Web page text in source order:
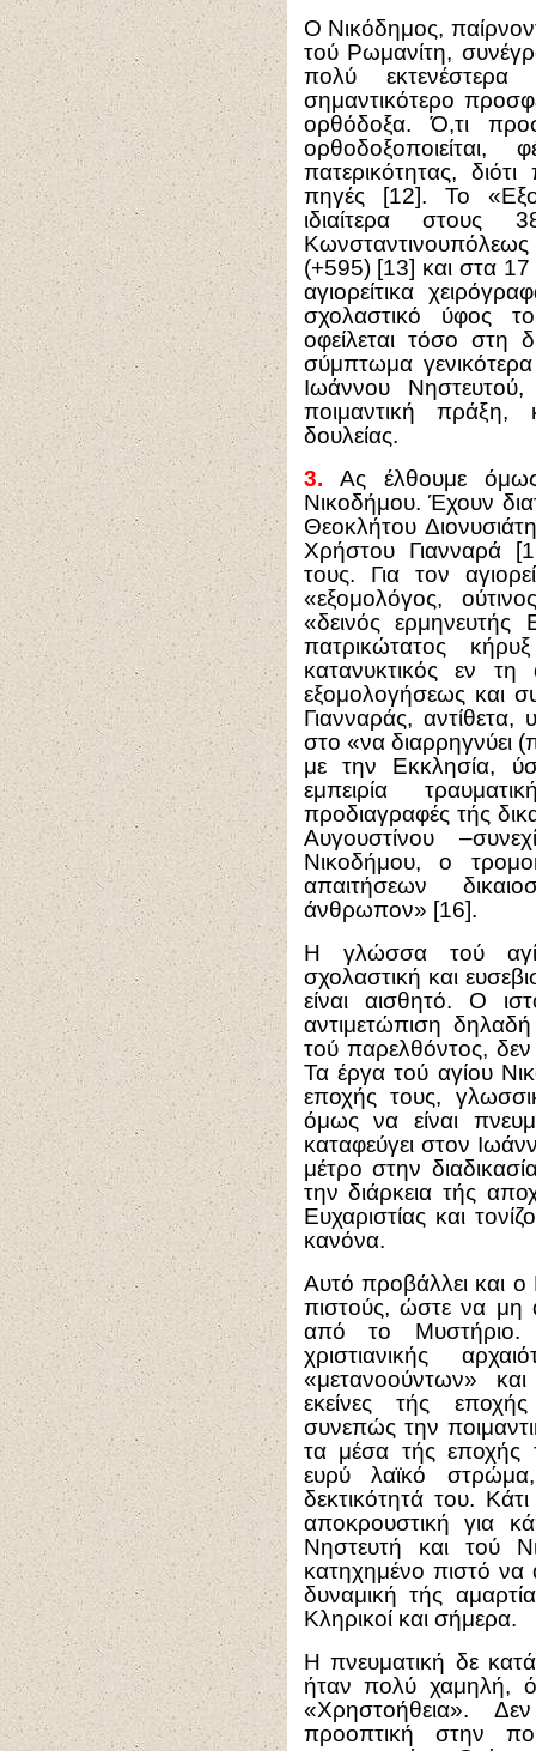
Ο Νικόδημος,
τού Ρωμανίτη,
πολύ
σημαντικότερο
ορθόδοξα. Ό,τι
πατερικότητας,
πηγές [12]. Το
ιδιαίτερα στους
(+595) [13] και στα 17
αγιορείτικα
σχολαστικό ύφος
οφείλεται τόσο στη
σύμπτωμα
Ιωάννου
ποιμαντική
δουλείας.
3. Ας έλθουμε
Νικοδήμου. Έχουν
Θεοκλήτου
Χρήστου Γιανναρά
τους. Για τον
«εξομολόγος,
«δεινός
πατρικώτατος
κατανυκτικός εν τη
εξομολογήσεως και
Γιανναράς, αντίθετα,
στο «να διαρρηγνύει
με την Εκκλησία,
εμπειρία
προδιαγραφές τής
Αυγουστίνου
Νικοδήμου, ο
απαιτήσεων
άνθρωπον» [16].
Η γλώσσα τού
σχολαστική και
είναι αισθητό. Ο
αντιμετώπιση
τού παρελθόντος,
Τα έργα τού αγίου
εποχής τους,
όμως να είναι
καταφεύγει στον
μέτρο στην
την διάρκεια τής
Ευχαριστίας και
κανόνα.
Αυτό προβάλλει και ο
πιστούς, ώστε να μη
από το Μυστήριο.
χριστιανικής
«μετανοούντων»
εκείνες τής
συνεπώς την
τα μέσα τής εποχής
ευρύ λαϊκό
δεκτικότητά του.
αποκρουστική για
Νηστευτή και τού
κατηχημένο πιστό να
δυναμική τής
Κληρικοί και σήμερα.
Η πνευματική δε
ήταν πολύ χαμηλή,
«Χρηστοήθεια».
προοπτική στην